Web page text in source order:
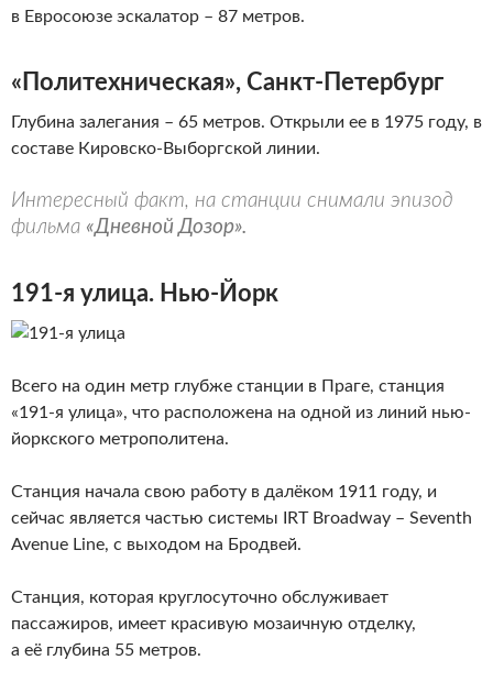
в Евросоюзе эскалатор – 87 метров.
«Политехническая», Санкт-Петербург
Глубина залегания – 65 метров. Открыли ее в 1975 году, в
составе Кировско-Выборгской линии.
Интересный факт, на станции снимали эпизод
фильма «Дневной Дозор».
191-я улица. Нью-Йорк
Всего на один метр глубже станции в Праге, станция
«191-я улица», что расположена на одной из линий нью-
йоркского метрополитена.
Станция начала свою работу в далёком 1911 году, и
сейчас является частью системы IRT Broadway – Seventh
Avenue Line, с выходом на Бродвей.
Станция, которая круглосуточно обслуживает
пассажиров, имеет красивую мозаичную отделку,
а её глубина 55 метров.